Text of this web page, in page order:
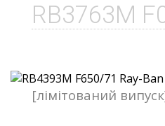
RB3763M
[лімітований